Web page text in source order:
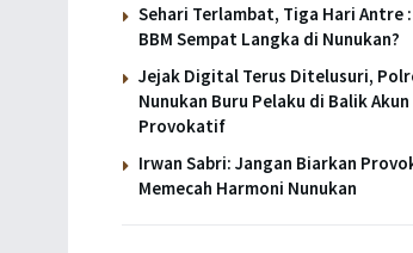
Sehari Terlambat, Tiga Hari Antre
BBM Sempat Langka di Nunukan?
Jejak Digital Terus Ditelusuri,
Nunukan Buru Pelaku di Balik Akun
Provokatif
Irwan Sabri: Jangan Biarkan
Memecah Harmoni Nunukan